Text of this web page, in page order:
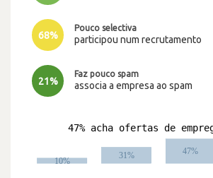
68%
Pouco selectiva
participou num recrutamento
21%
Faz pouco spam
associa a empresa ao spam